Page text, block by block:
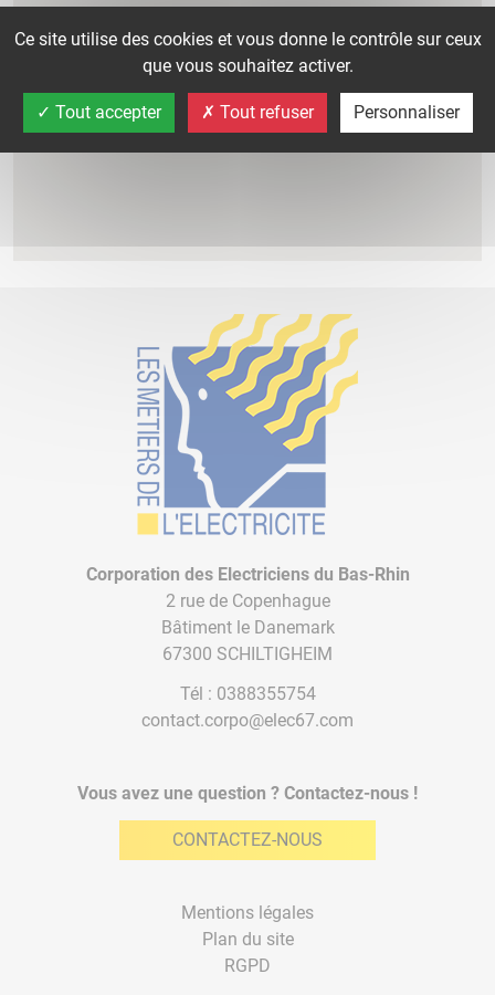
Corporation des Electriciens du Bas-Rhin
2 rue de Copenhague
Bâtiment le Danemark
67300 SCHILTIGHEIM
Tél : 0388355754
contact.corpo@elec67.com
Vous avez une question ? Contactez-nous !
CONTACTEZ-NOUS
Mentions légales
Plan du site
RGPD
Ce site utilise des cookies et vous donne le contrôle sur ceux
que vous souhaitez activer.
Tout accepter Tout refuser Personnaliser